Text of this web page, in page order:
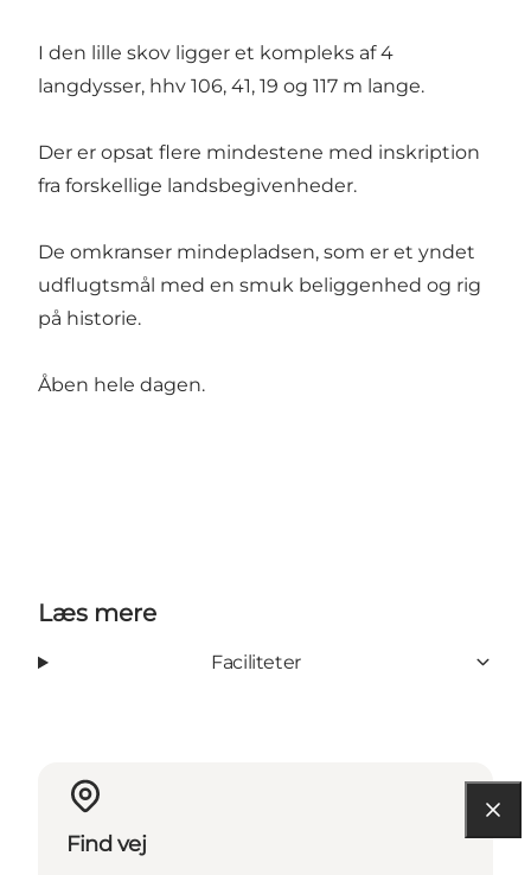
I den lille skov ligger et kompleks af 4
langdysser, hhv 106, 41, 19 og 117 m lange.
Der er opsat flere mindestene med inskription
fra forskellige landsbegivenheder.
De omkranser mindepladsen, som er et yndet
udflugtsmål med en smuk beliggenhed og rig
på historie.
Åben hele dagen.
Læs mere
Faciliteter
Find vej